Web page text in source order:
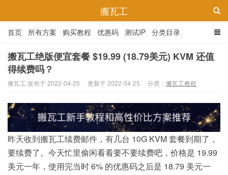
搬瓦工
首页 所有方案 购买教程 优惠码 测试IP 分类目录
搬瓦工绝版便宜套餐 $19.99 (18.79美元) KVM 还值
得续费吗？
搬瓦工 发布于 2022-04-25 更新于 2022-04-25 分类： 搬瓦工教程
昨天收到搬瓦工续费邮件，有几台 10G KVM 套餐到期了，
要续费了。今天忙里偷闲看看要不要续费吧，价格是 19.99
美元一年，使用完当时 6% 的优惠码之后是 18.79 美元一